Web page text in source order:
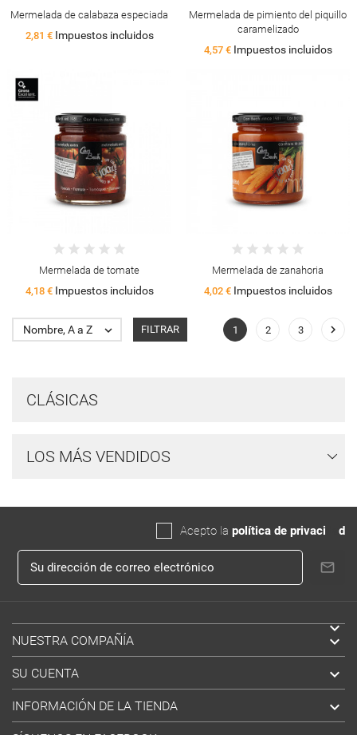
CLÁSICAS
LOS MÁS VENDIDOS
Mermelada de calabaza especiada
2,81 € Impuestos incluidos
Mermelada de pimiento del piquillo
caramelizado
4,57 € Impuestos incluidos
Mermelada de tomate
4,18 € Impuestos incluidos
Mermelada de zanahoria
4,02 € Impuestos incluidos
Nombre, A a Z  FILTRAR 1 2 3 
Acepto la política de privaci d

NUESTRA COMPAÑÍA 
SU CUENTA 
INFORMACIÓN DE LA TIENDA 